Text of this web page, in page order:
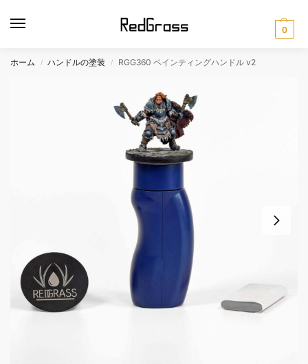
0
ホーム / ハンドルの塗装 / RGG360 ペインティングハンドル v2